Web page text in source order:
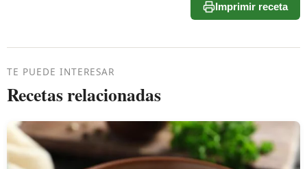
Imprimir receta
TE PUEDE INTERESAR
Recetas relacionadas